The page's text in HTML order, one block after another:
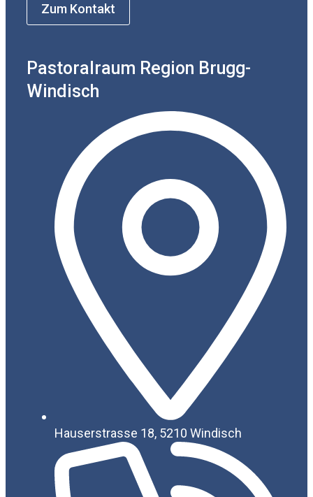
Zum Kontakt
Pastoralraum Region Brugg-
Windisch
Hauserstrasse 18, 5210 Windisch